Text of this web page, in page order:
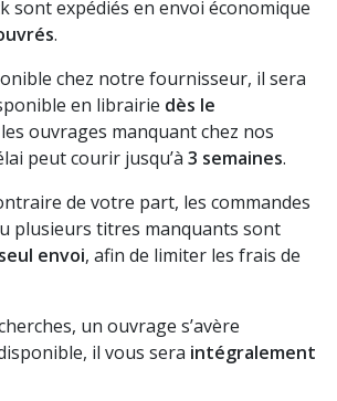
sont expédiés en envoi économique
.
chez notre fournisseur, il sera
en librairie dès le
ouvrages manquant chez nos
peut courir jusqu’à 3 semaines.
de votre part, les commandes
plusieurs titres manquants sont
envoi, afin de limiter les frais de
un ouvrage s’avère
il vous sera intégralement